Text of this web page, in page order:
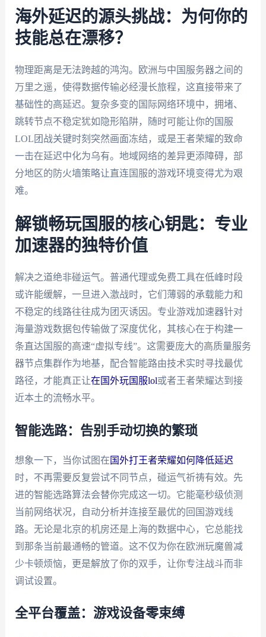
海外延迟的源头挑战：为何你的
技能总在漂移？
物理距离是无法跨越的鸿沟。欧洲与中国服务器之间的
万里之遥，使得数据传输必经漫长旅程，这直接带来了
基础性的高延迟。复杂多变的国际网络环境中，拥堵、
跳转节点不稳定犹如隐形陷阱，随时可能让你的国服
LOL团战关键时刻突然画面冻结，或是王者荣耀的致命
一击在延迟中化为乌有。地域网络的差异更添障碍，部
分地区的防火墙策略让直连国服的游戏环境变得尤为艰
难。
解锁畅玩国服的核心钥匙：专业
加速器的独特价值
解决之道绝非碰运气。普通代理或免费工具在低峰时段
或许能缓解，一旦进入激战时，它们薄弱的承载能力和
不稳定的线路往往成为团灭诱因。专业游戏加速器针对
海量游戏数据包传输做了深度优化，其核心在于构建一
条直达国服的高速“虚拟专线”。这需要庞大的高质量服务
器节点集群作为地基，配合智能路由技术实时寻找最优
路径，才能真正让在国外玩国服lol或者王者荣耀达到接
近本土的流畅水平。
智能选路：告别手动切换的繁琐
想象一下，当你试图在 国外打王者荣耀如何降低延迟
时，不再需要反复尝试不同节点，碰运气祈祷有效。先
进的智能选路算法会替你完成这一切。它能毫秒级侦测
当前网络状况，自动分析并连接至最优的回国游戏线
路。无论是北京的机房还是上海的数据中心，它总能找
到那条当前最通畅的管道。这不仅为你在欧洲玩魔兽减
少卡顿烦恼，更是解放了你的双手，让你专注战斗而非
调试设置。
全平台覆盖：游戏设备零束缚